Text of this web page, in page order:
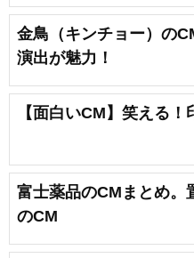
金鳥（キンチョー）の
演出が魅力！
【面白いCM】笑える
富士薬品のCMまとめ。
のCM